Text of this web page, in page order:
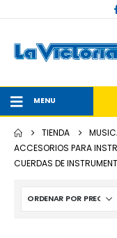
MENU
TIENDA
ACCESORIOS PARA
CUERDAS DE